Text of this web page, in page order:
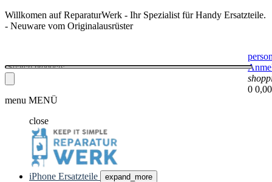
Willkomen auf ReparaturWerk - Ihr Spezialist für Handy Ersatzteile.
- Neuware vom Originalausrüster
0
menu MENÜ
close
iPhone Ersatzteile expand_more